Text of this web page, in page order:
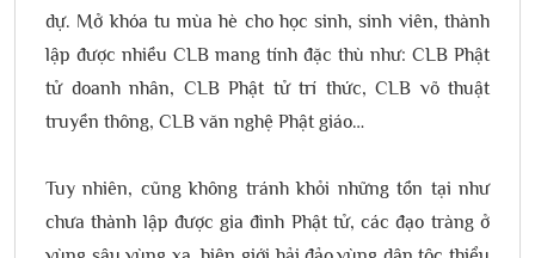
dự. Mở khóa tu mùa hè cho học sinh, sinh viên, thành
lập được nhiều CLB mang tính đặc thù như: CLB Phật
tử doanh nhân, CLB Phật tử trí thức, CLB võ thuật
truyền thông, CLB văn nghệ Phật giáo…
Tuy nhiên, cũng không tránh khỏi những tồn tại như
chưa thành lập được gia đình Phật tử, các đạo tràng ở